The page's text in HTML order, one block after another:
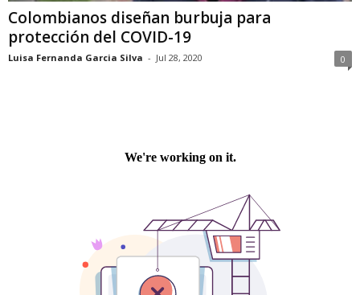
Colombianos diseñan burbuja para
protección del COVID-19
Luisa Fernanda Garcia Silva - Jul 28, 2020 0